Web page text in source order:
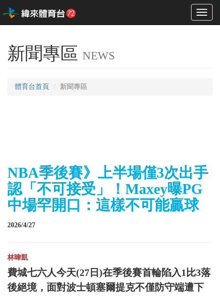
Toggle
新聞專區 NEWS
體育台首頁 新聞專區
NBA季後賽》上半場僅3次出手
認「不可接受」！Maxey曝PG
中場罕開口：這樣不可能贏球
2026/4/27
林暐凱
費城七六人今天(27日)在季後賽首輪陷入1比3落
後絕境，面對波士頓塞爾提克不僅防守端遭下